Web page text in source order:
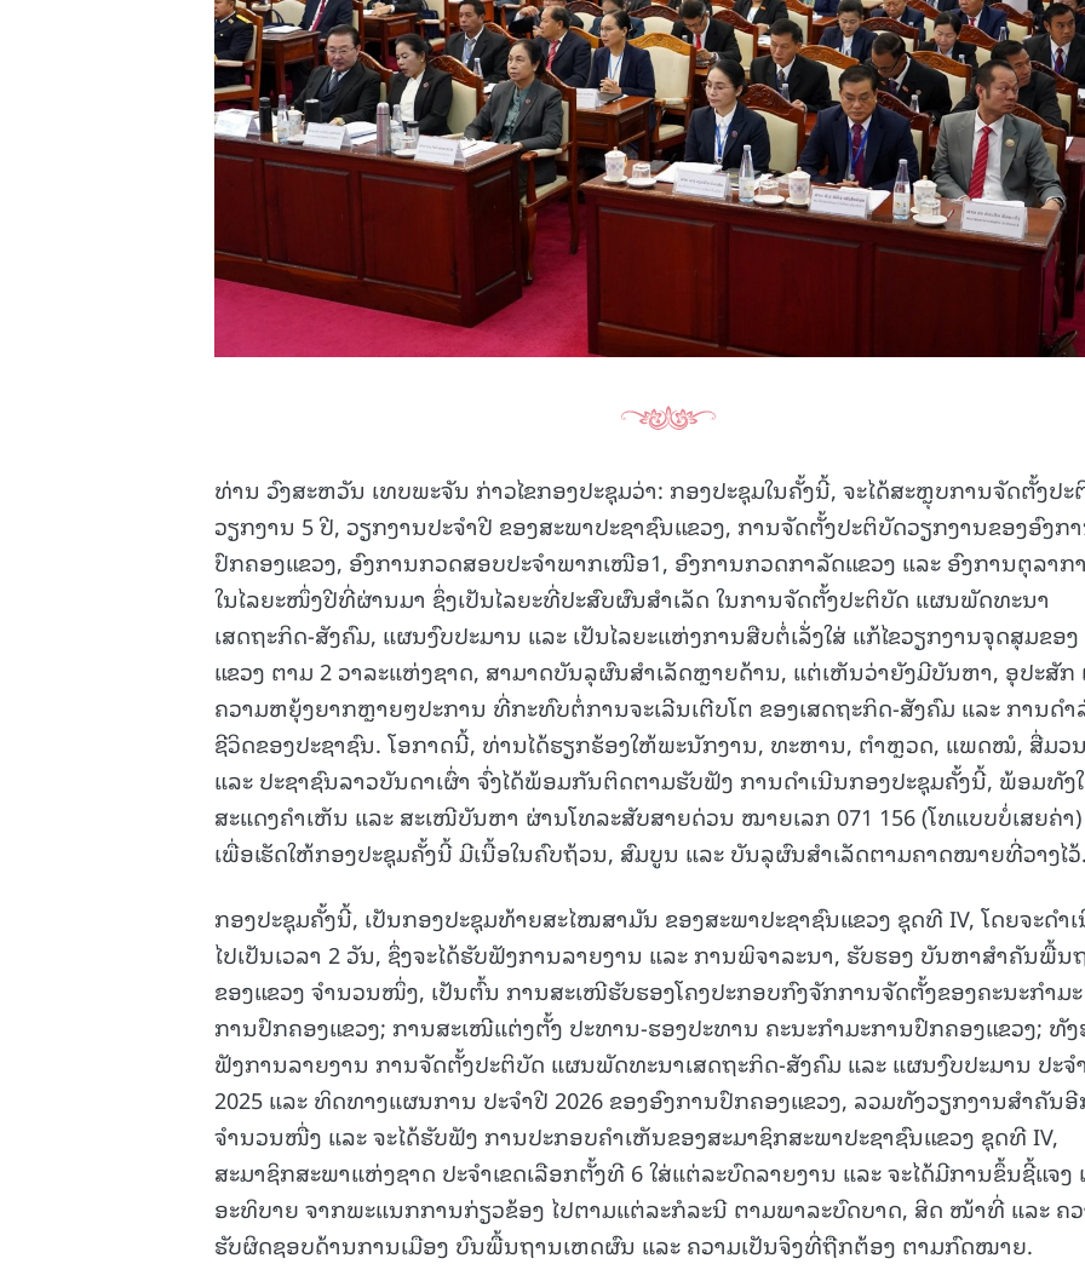
ທ່ານ ວົງສະຫວັນ ເທບພະຈັນ ກ່າວໄຂກອງປະຊຸມວ່າ: ກອງປະຊຸມໃນຄັ້ງນີ້, ຈະໄດ້ສະຫຼຸບການຈັດຕັ້ງປະ
ວຽກງານ 5 ປີ, ວຽກງານປະຈໍາປີ ຂອງສະພາປະຊາຊົນແຂວງ, ການຈັດຕັ້ງປະຕິບັດວຽກງານຂອງອົງກ
ປົກຄອງແຂວງ, ອົງການກວດສອບປະຈໍາພາກເໜືອ1, ອົງການກວດກາລັດແຂວງ ແລະ ອົງການຕຸລາກ
ໃນໄລຍະໜຶ່ງປີທີ່ຜ່ານມາ ຊຶ່ງເປັນໄລຍະທີ່ປະສົບຜົນສໍາເລັດ ໃນການຈັດຕັ້ງປະຕິບັດ ແຜນພັດທະນາ
ເສດຖະກິດ-ສັງຄົມ, ແຜນງົບປະມານ ແລະ ເປັນໄລຍະແຫ່ງການສືບຕໍ່ເລັ່ງໃສ່ ແກ້ໄຂວຽກງານຈຸດສຸມຂອງ
ແຂວງ ຕາມ 2 ວາລະແຫ່ງຊາດ, ສາມາດບັນລຸຜົນສໍາເລັດຫຼາຍດ້ານ, ແຕ່ເຫັນວ່າຍັງມີບັນຫາ, ອຸປະສັກ
ຄວາມຫຍຸ້ງຍາກຫຼາຍໆປະການ ທີ່ກະທົບຕໍ່ການຈະເລີນເຕີບໂຕ ຂອງເສດຖະກິດ-ສັງຄົມ ແລະ ການດໍາ
ຊີວິດຂອງປະຊາຊົນ. ໂອກາດນີ້, ທ່ານໄດ້ຮຽກຮ້ອງໃຫ້ພະນັກງານ, ທະຫານ, ຕຳຫຼວດ, ແພດໝໍ, ສື່ມວ
ແລະ ປະຊາຊົນລາວບັນດາເຜົ່າ ຈົ່ງໄດ້ພ້ອມກັນຕິດຕາມຮັບຟັງ ການດຳເນີນກອງປະຊຸມຄັ້ງນີ້, ພ້ອມທັງ
ສະແດງຄຳເຫັນ ແລະ ສະເໜີບັນຫາ ຜ່ານໂທລະສັບສາຍດ່ວນ ໝາຍເລກ 071 156 (ໂທແບບບໍ່ເສຍຄ່າ)
ເພື່ອເຮັດໃຫ້ກອງປະຊຸມຄັ້ງນີ້ ມີເນື້ອໃນຄົບຖ້ວນ, ສົມບູນ ແລະ ບັນລຸຜົນສຳເລັດຕາມຄາດໝາຍທີ່ວາງໄວ້.
ກອງປະຊຸມຄັ້ງນີ້, ເປັນກອງປະຊຸມທ້າຍສະໄໝສາມັນ ຂອງສະພາປະຊາຊົນແຂວງ ຊຸດທີ IV, ໂດຍຈະດໍາ
ໄປເປັນເວລາ 2 ວັນ, ຊຶ່ງຈະໄດ້ຮັບຟັງການລາຍງານ ແລະ ການພິຈາລະນາ, ຮັບຮອງ ບັນຫາສຳຄັນພື້ນ
ຂອງແຂວງ ຈຳນວນໜຶ່ງ, ເປັນຕົ້ນ ການສະເໜີຮັບຮອງໂຄງປະກອບກົງຈັກການຈັດຕັ້ງຂອງຄະນະກໍາມະ
ການປົກຄອງແຂວງ; ການສະເໜີແຕ່ງຕັ້ງ ປະທານ-ຮອງປະທານ ຄະນະກໍາມະການປົກຄອງແຂວງ; ທັງ
ຟັງການລາຍງານ ການຈັດຕັ້ງປະຕິບັດ ແຜນພັດທະນາເສດຖະກິດ-ສັງຄົມ ແລະ ແຜນງົບປະມານ ປະຈໍ
2025 ແລະ ທິດທາງແຜນການ ປະຈຳປີ 2026 ຂອງອົງການປົກຄອງແຂວງ, ລວມທັງວຽກງານສຳຄັນ
ຈຳນວນໜື່ງ ແລະ ຈະໄດ້ຮັບຟັງ ການປະກອບຄໍາເຫັນຂອງສະມາຊິກສະພາປະຊາຊົນແຂວງ ຊຸດທີ IV,
ສະມາຊິກສະພາແຫ່ງຊາດ ປະຈໍາເຂດເລືອກຕັ້ງທີ 6 ໃສ່ແຕ່ລະບົດລາຍງານ ແລະ ຈະໄດ້ມີການຂຶ້ນຊີ້ແຈງ
ອະທິບາຍ ຈາກພະແນກການກ່ຽວຂ້ອງ ໄປຕາມແຕ່ລະກໍລະນີ ຕາມພາລະບົດບາດ, ສິດ ໜ້າທີ່ ແລະ ຄ
ຮັບຜິດຊອບດ້ານການເມືອງ ບົນພື້ນຖານເຫດຜົນ ແລະ ຄວາມເປັນຈິງທີ່ຖືກຕ້ອງ ຕາມກົດໝາຍ.